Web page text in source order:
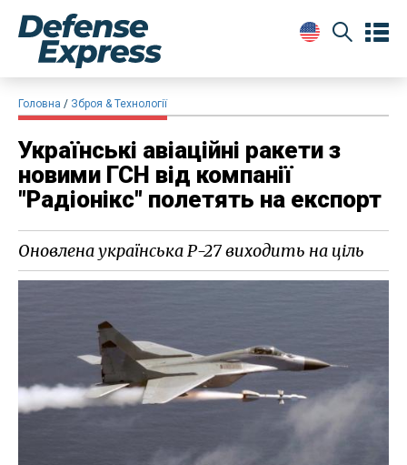
Головна Зброя & Технології
Українські авіаційні ракети з
новими ГСН від компанії
"Радіонікс" полетять на експорт
Оновлена українська Р-27 виходить на ціль